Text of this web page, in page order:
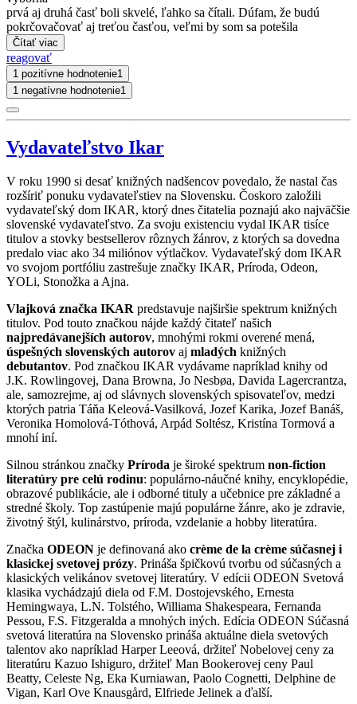
prvá aj druhá časť boli skvelé, ľahko sa čítali. Dúfam, že budú
pokrčovačovať aj treťou časťou, veľmi by som sa potešila
Čítať viac
reagovať
1 pozitívne hodnotenie1
1 negatívne hodnotenie1
Vydavateľstvo Ikar
V roku 1990 si desať knižných nadšencov povedalo, že nastal čas
rozšíriť ponuku vydavateľstiev na Slovensku. Čoskoro založili
vydavateľský dom IKAR, ktorý dnes čitatelia poznajú ako najväčšie
slovenské vydavateľstvo. Za svoju existenciu vydal IKAR tisíce
titulov a stovky bestsellerov rôznych žánrov, z ktorých sa dovedna
predalo viac ako 34 miliónov výtlačkov. Vydavateľský dom IKAR
vo svojom portfóliu zastrešuje značky IKAR, Príroda, Odeon,
YOLi, Stonožka a Ajna.
Vlajková značka IKAR predstavuje najširšie spektrum knižných
titulov. Pod touto značkou nájde každý čitateľ našich
najpredávanejších autorov, mnohými rokmi overené mená,
úspešných slovenských autorov aj mladých knižných
debutantov. Pod značkou IKAR vydávame napríklad knihy od
J.K. Rowlingovej, Dana Browna, Jo Nesbøa, Davida Lagercrantza,
ale, samozrejme, aj od slávnych slovenských spisovateľov, medzi
ktorých patria Táňa Keleová-Vasilková, Jozef Karika, Jozef Banáš,
Veronika Homolová-Tóthová, Arpád Soltész, Kristína Tormová a
mnohí iní.
Silnou stránkou značky Príroda je široké spektrum non-fiction
literatúry pre celú rodinu: populárno-náučné knihy, encyklopédie,
obrazové publikácie, ale i odborné tituly a učebnice pre základné a
stredné školy. Top zastúpenie majú populárne žánre, ako je zdravie,
životný štýl, kulinárstvo, príroda, vzdelanie a hobby literatúra.
Značka ODEON je definovaná ako crème de la crème súčasnej i
klasickej svetovej prózy. Prináša špičkovú tvorbu od súčasných a
klasických velikánov svetovej literatúry. V edícii ODEON Svetová
klasika vychádzajú diela od F.M. Dostojevského, Ernesta
Hemingwaya, L.N. Tolstého, Williama Shakespeara, Fernanda
Pessou, F.S. Fitzgeralda a mnohých iných. Edícia ODEON Súčasná
svetová literatúra na Slovensko prináša aktuálne diela svetových
talentov ako napríklad Harper Leeová, držiteľ Nobelovej ceny za
literatúru Kazuo Ishiguro, držiteľ Man Bookerovej ceny Paul
Beatty, Celeste Ng, Eka Kurniawan, Paolo Cognetti, Delphine de
Vigan, Karl Ove Knausgård, Elfriede Jelinek a ďalší.